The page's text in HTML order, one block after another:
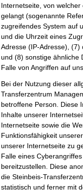
Internetseite, von
gelangt (sogenannte
zugreifendes System auf
und die Uhrzeit eines
Adresse (IP-Adresse),
und (8) sonstige ähnliche
Falle von Angriffen auf
Bei der Nutzung dieser
Transferzentrum
betroffene Person. Diese
Inhalte unserer
Internetseite sowie die
Funktionsfähigkeit
unserer Internetseite zu
Falle eines
bereitzustellen. Diese
die Steinbeis-
statistisch und ferner mit